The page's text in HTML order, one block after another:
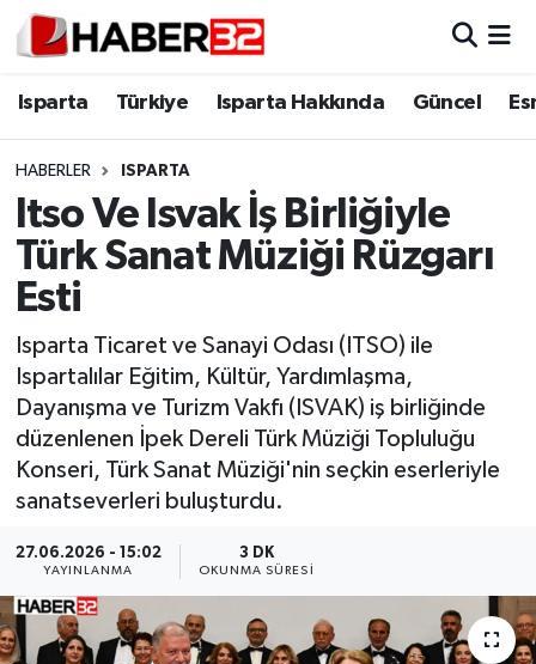
Isparta Türkiye Isparta Hakkında Güncel
HABERLER ISPARTA
Itso Ve Isvak İş Birliğiyle
Türk Sanat Müziği Rüzgarı
Esti
Isparta Ticaret ve Sanayi Odası (ITSO) ile
Ispartalılar Eğitim, Kültür, Yardımlaşma,
Dayanışma ve Turizm Vakfı (ISVAK) iş birliğinde
düzenlenen İpek Dereli Türk Müziği Topluluğu
Konseri, Türk Sanat Müziği'nin seçkin eserleriyle
sanatseverleri buluşturdu.
27.06.2026 - 15:02
YAYINLANMA
3 DK
OKUNMA SÜRESI
Isparta
Esnaf Diyor ki;
ASAYİŞ
BİLİM VE TEKNOLOJİ
GENEL
HABERDE İNSAN
İlginç
Isparta Nöbetçi Eczaneler
Isparta Trafik Yoğunluk Haritası
Süper Lig Puan Durumu ve Fikstür
Tüm Manşetler
Son Dakika Haberleri
Haber Arşivi